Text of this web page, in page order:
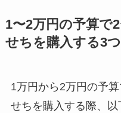
1〜2万円の予算で
せちを購入する3
1万円から2万円の予
せちを購入する際、